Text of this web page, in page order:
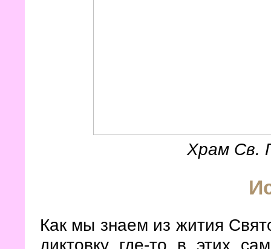
Храм Св.
Как мы знаем из жития
диктовку где-то в этих